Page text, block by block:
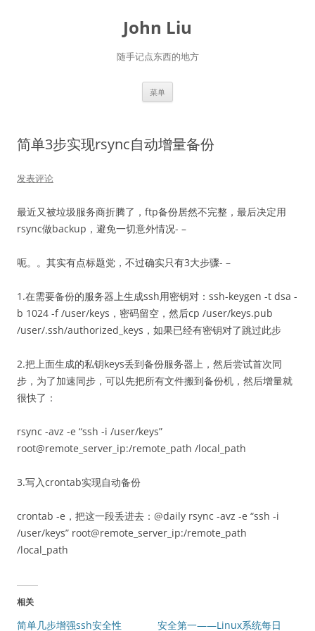
John Liu
随手记点东西的地方
菜单
简单3步实现rsync自动增量备份
发表评论
最近又被垃圾服务商折腾了，ftp备份居然不完整，最后决定用
rsync做backup，避免一切意外情况- –
呃。。其实有点标题党，不过确实只有3大步骤- –
1.在需要备份的服务器上生成ssh用密钥对：ssh-keygen -t dsa -
b 1024 -f /user/keys，密码留空，然后cp /user/keys.pub
/user/.ssh/authorized_keys，如果已经有密钥对了跳过此步
2.把上面生成的私钥keys丢到备份服务器上，然后尝试首次同
步，为了加速同步，可以先把所有文件搬到备份机，然后增量就
很快了：
rsync -avz -e “ssh -i /user/keys”
root@remote_server_ip:/remote_path /local_path
3.写入crontab实现自动备份
crontab -e，把这一段丢进去：@daily rsync -avz -e “ssh -i
/user/keys” root@remote_server_ip:/remote_path
/local_path
相关
简单几步增强ssh安全性 安全第一——Linux系统每日